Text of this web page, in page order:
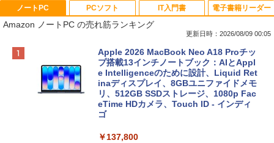
ノートPC
Amazon ノートPC の売れ筋ランキング
更新日時：2026/08/09 00:05
Apple 2026 MacBook Neo A18 Proチッ
プ搭載13インチノートブック：AIとAppl
e Intelligenceのために設計、Liquid Ret
inaディスプレイ、8GBユニファイドメモ
リ、512GB SSDストレージ、1080p Fac
eTime HDカメラ、Touch ID - インディ
ゴ
￥137,800
PCソフト IT入門書 電子書籍リーダー